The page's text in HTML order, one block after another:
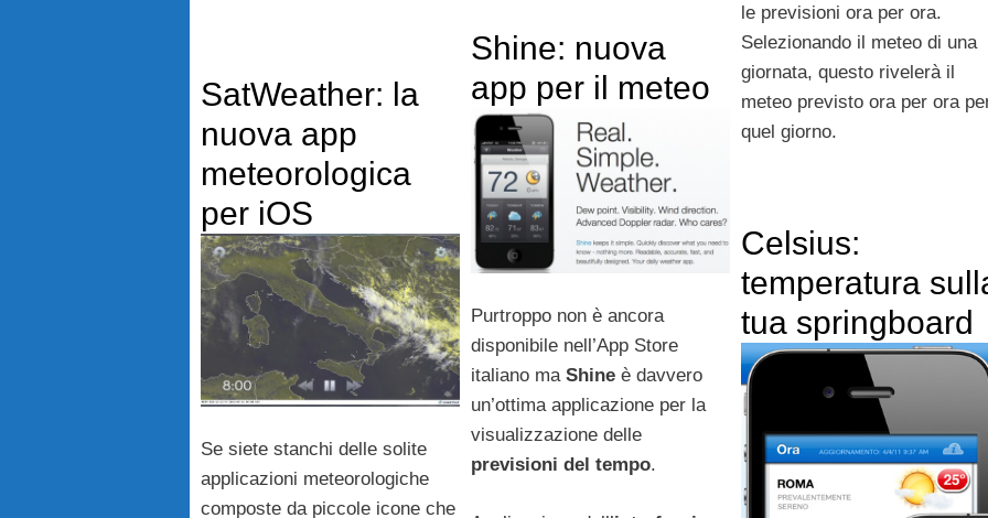
le previsioni ora per ora.
Selezionando il meteo di una
giornata, questo rivelerà il
meteo previsto ora per ora
quel giorno.
Shine: nuova
app per il meteo
Purtroppo non è ancora
disponibile nell’App Store
italiano ma Shineè davvero
un’ottima applicazione per la
visualizzazione delle
previsioni del tempo.
SatWeather: la
nuova app
meteorologica
per iOS
Se siete stanchi delle solite
applicazioni meteorologiche
composte da piccole icone che
Celsius:
temperatura
tua springboard